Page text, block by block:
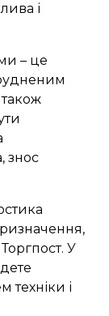
і
– це
знос
У
техніки і